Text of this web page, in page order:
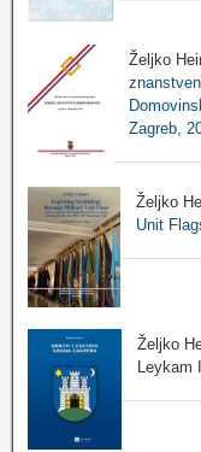
Željko
Zagreb,
Željko
Unit
Željko